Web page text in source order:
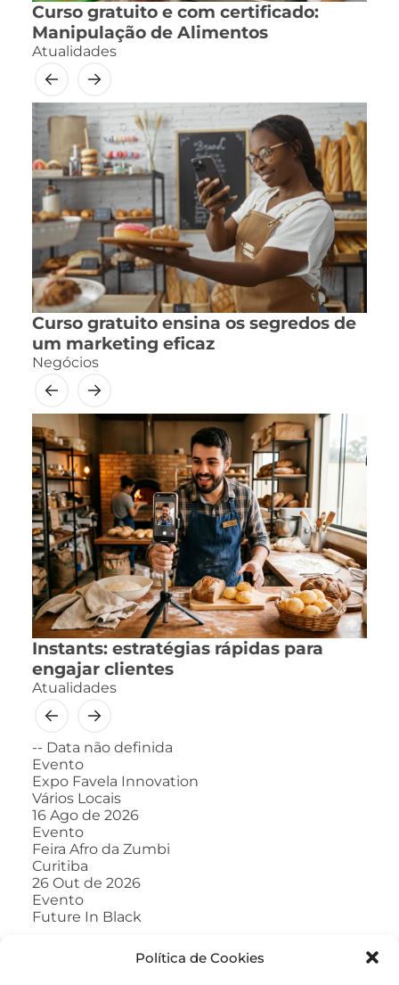
Política de Cookies
Curso gratuito e com certificado:
Manipulação de Alimentos
Atualidades
Curso gratuito ensina os segredos de
um marketing eficaz
Negócios
Instants: estratégias rápidas para
engajar clientes
Atualidades
-- Data não definida
Evento
Expo Favela Innovation
Vários Locais
16 Ago de 2026
Evento
Feira Afro da Zumbi
Curitiba
26 Out de 2026
Evento
Future In Black